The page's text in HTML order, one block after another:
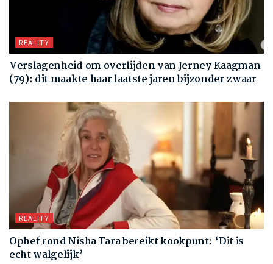
REALITY
Verslagenheid om overlijden van Jerney Kaagman
(79): dit maakte haar laatste jaren bijzonder zwaar
REALITY
Ophef rond Nisha Tara bereikt kookpunt: ‘Dit is
echt walgelijk’